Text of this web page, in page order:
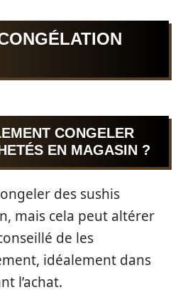
CONGELER
EN MAGASIN ?
des sushis
mais cela peut altérer
de les
idéalement dans
l’achat.